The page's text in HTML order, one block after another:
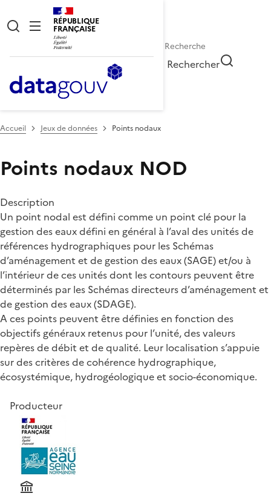
RÉPUBLIQUE
FRANÇAISE
Rechercher
Accueil Jeux de données Points nodaux
Points nodaux NOD
Description
Un point nodal est défini comme un point clé pour la
gestion des eaux défini en général à l’aval des unités de
références hydrographiques pour les Schémas
d’aménagement et de gestion des eaux (SAGE) et/ou à
l’intérieur de ces unités dont les contours peuvent être
déterminés par les Schémas directeurs d’aménagement et
de gestion des eaux (SDAGE).
A ces points peuvent être définies en fonction des
objectifs généraux retenus pour l’unité, des valeurs
repères de débit et de qualité. Leur localisation s’appuie
sur des critères de cohérence hydrographique,
écosystémique, hydrogéologique et socio-économique.
Producteur